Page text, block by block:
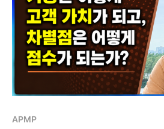
APMP